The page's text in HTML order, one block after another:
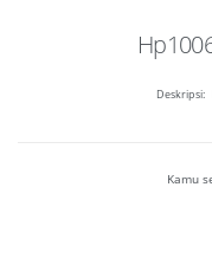
Deskripsi:
Kamu